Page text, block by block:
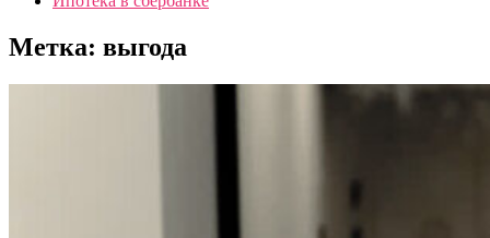
Метка: выгода